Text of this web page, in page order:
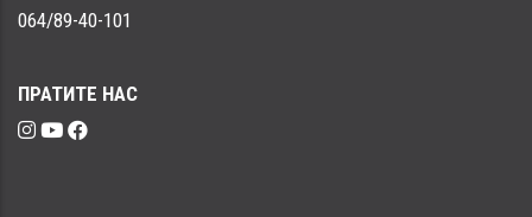
064/89-40-101
ПРАТИТЕ НАС